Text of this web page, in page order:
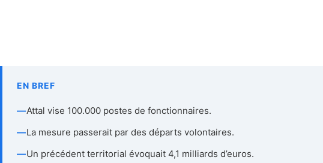
EN BREF
—Attal vise 100.000 postes de fonctionnaires.
—La mesure passerait par des départs volontaires.
—Un précédent territorial évoquait 4,1 milliards d’euros.